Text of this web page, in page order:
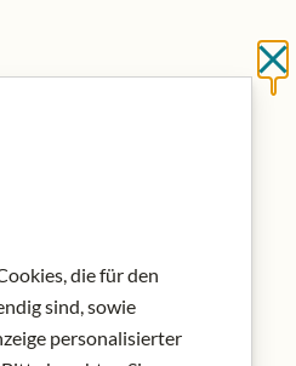
die für den
sind, sowie
personalisierter